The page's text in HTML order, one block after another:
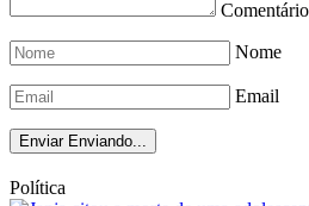
Comentário
Nome
Email
Enviar Enviando...
Política